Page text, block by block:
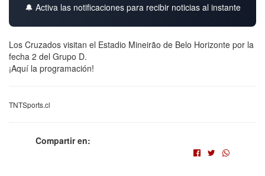
🔔 Activa las notificaciones para recibir noticias al instante
Los Cruzados visitan el Estadio Mineirão de Belo Horizonte por la
fecha 2 del Grupo D.
¡Aquí la programación!
TNTSports.cl
Compartir en: